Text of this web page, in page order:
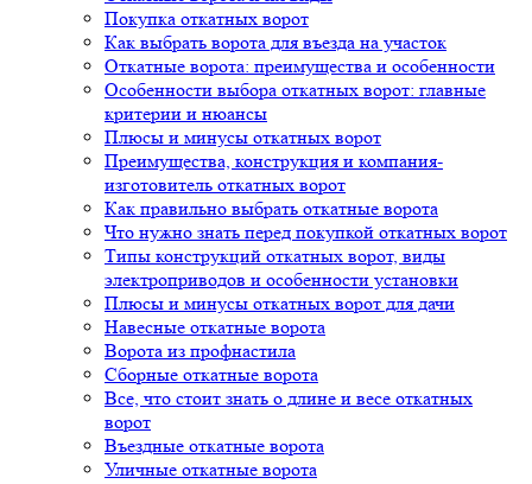
Покупка откатных ворот
Как выбрать ворота для въезда на участок
Откатные ворота: преимущества и особенности
Особенности выбора откатных ворот: главные
критерии и нюансы
Плюсы и минусы откатных ворот
Преимущества, конструкция и компания-
изготовитель откатных ворот
Как правильно выбрать откатные ворота
Что нужно знать перед покупкой откатных ворот
Типы конструкций откатных ворот, виды
электроприводов и особенности установки
Плюсы и минусы откатных ворот для дачи
Навесные откатные ворота
Ворота из профнастила
Сборные откатные ворота
Все, что стоит знать о длине и весе откатных
ворот
Въездные откатные ворота
Уличные откатные ворота